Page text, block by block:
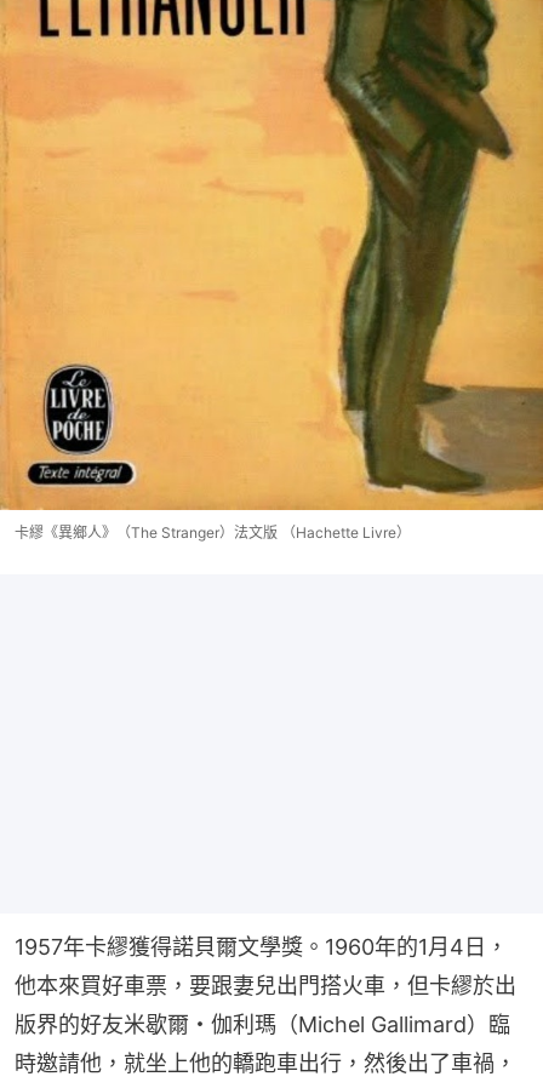
卡繆《異鄉人》（The Stranger）法文版 （Hachette Livre）
1957年卡繆獲得諾貝爾文學獎。1960年的1月4日，
他本來買好車票，要跟妻兒出門搭火車，但卡繆於出
版界的好友米歇爾・伽利瑪（Michel Gallimard）臨
時邀請他，就坐上他的轎跑車出行，然後出了車禍，